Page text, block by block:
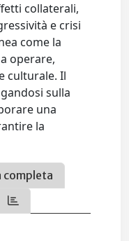
collaterali,
e crisi
come la
operare,
culturale. Il
sulla
una
la
completa